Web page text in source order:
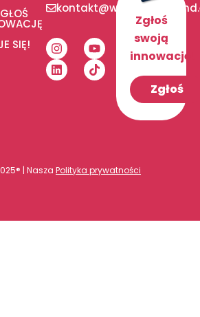
SIĘ!
Zgłoś
swoją
innowację!
Zgłoś
| Nasza Polityka prywatności